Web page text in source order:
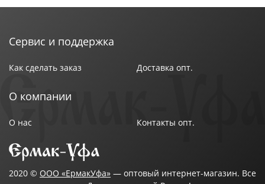
Сервис и поддержка
Как сделать заказ Доставка опт.
О компании
О нас Контакты опт.
2020 © ООО «ЕрмакУфа» — оптовый интернет-магазин. Все